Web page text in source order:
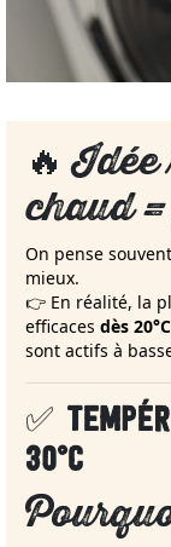
🔥Idée
chaud
On pense
mieux.
👉 En réalité, la
efficaces dès 20°C
sont actifs à
✅
30°C